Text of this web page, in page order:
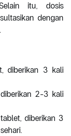
itu, dosis
dengan
diberikan 3 kali
2-3 kali
diberikan 3